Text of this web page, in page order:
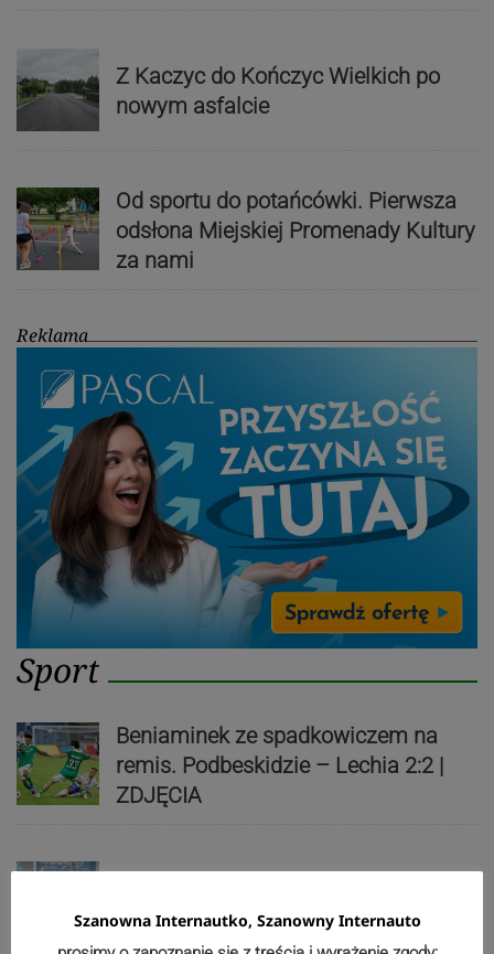
Z Kaczyc do Kończyc Wielkich po
nowym asfalcie
Od sportu do potańcówki. Pierwsza
odsłona Miejskiej Promenady Kultury
za nami
Reklama
Sport
Beniaminek ze spadkowiczem na
remis. Podbeskidzie – Lechia 2:2 |
ZDJĘCIA
Rekord – Stal 3:1 | ZDJĘCIA
Szanowna Internautko, Szanowny Internauto